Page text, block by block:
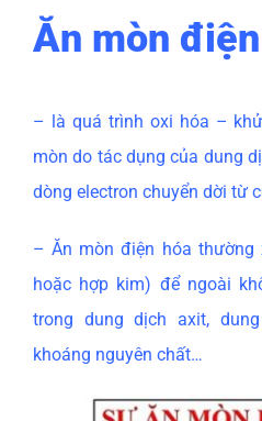
Ăn mòn
– là quá trình oxi hóa –
mòn do tác dụng của dung
dòng electron chuyển dời từ
– Ăn mòn điện hóa
hoặc hợp kim) để ngoài
trong dung dịch axit,
khoáng nguyên chất…